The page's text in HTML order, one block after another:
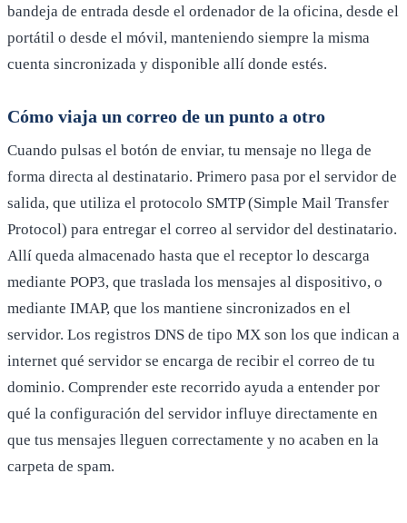
bandeja de entrada desde el ordenador de la oficina, desde el
portátil o desde el móvil, manteniendo siempre la misma
cuenta sincronizada y disponible allí donde estés.
Cómo viaja un correo de un punto a otro
Cuando pulsas el botón de enviar, tu mensaje no llega de
forma directa al destinatario. Primero pasa por el servidor de
salida, que utiliza el protocolo SMTP (Simple Mail Transfer
Protocol) para entregar el correo al servidor del destinatario.
Allí queda almacenado hasta que el receptor lo descarga
mediante POP3, que traslada los mensajes al dispositivo, o
mediante IMAP, que los mantiene sincronizados en el
servidor. Los registros DNS de tipo MX son los que indican a
internet qué servidor se encarga de recibir el correo de tu
dominio. Comprender este recorrido ayuda a entender por
qué la configuración del servidor influye directamente en
que tus mensajes lleguen correctamente y no acaben en la
carpeta de spam.